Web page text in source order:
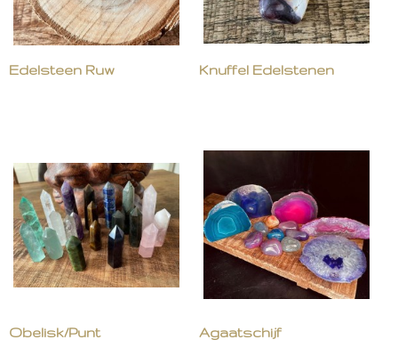
Edelsteen Ruw Knuffel Edelstenen
Obelisk/Punt Agaatschijf